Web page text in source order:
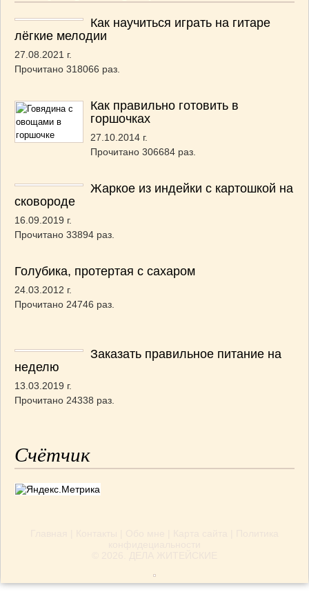
Как научиться играть на гитаре
лёгкие мелодии
27.08.2021 г.
Прочитано 318066 раз.
Как правильно готовить в
горшочках
27.10.2014 г.
Прочитано 306684 раз.
Жаркое из индейки с картошкой на
сковороде
16.09.2019 г.
Прочитано 33894 раз.
Голубика, протертая с сахаром
24.03.2012 г.
Прочитано 24746 раз.
Заказать правильное питание на
неделю
13.03.2019 г.
Прочитано 24338 раз.
Счётчик